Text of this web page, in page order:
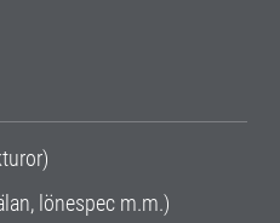
lönespec m.m.)